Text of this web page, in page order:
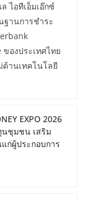
ไอทีเอ็มเอ๊กซ์
ฐานการชำระ
องประเทศไทย
านเทคโนโลยี
EXPO 2026
นชุมชน เสริม
ก่ผู้ประกอบการ